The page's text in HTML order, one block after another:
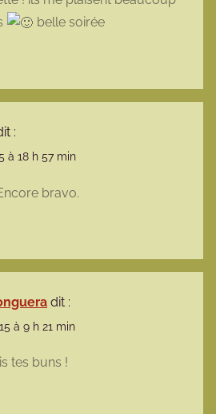
belle soirée
:
à 18 h 57 min
bravo.
dit :
à 9 h 21 min
tes buns !